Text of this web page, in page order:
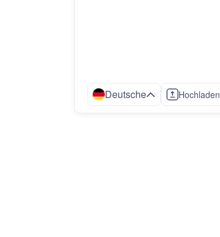
Deutsche Hochladen